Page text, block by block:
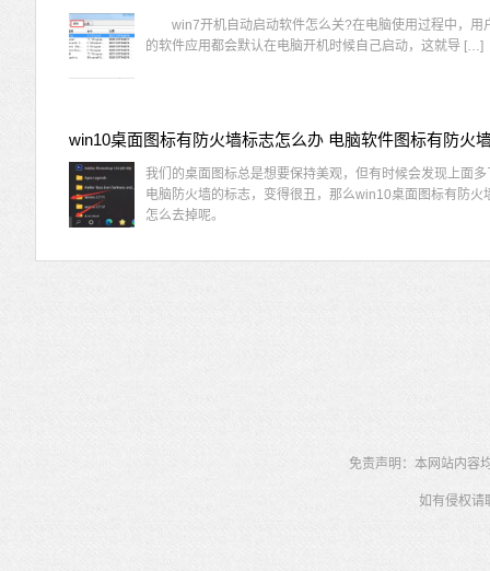
win7开机自动启动软件怎么关?在电脑使用过程中，用
的软件应用都会默认在电脑开机时候自己启动，这就导 […]
我们的桌面图标总是想要保持美观，但有时候会发现上面多
电脑防火墙的标志，变得很丑，那么win10桌面图标有防火
怎么去掉呢。
免责声明：本网站内容
如有侵权请